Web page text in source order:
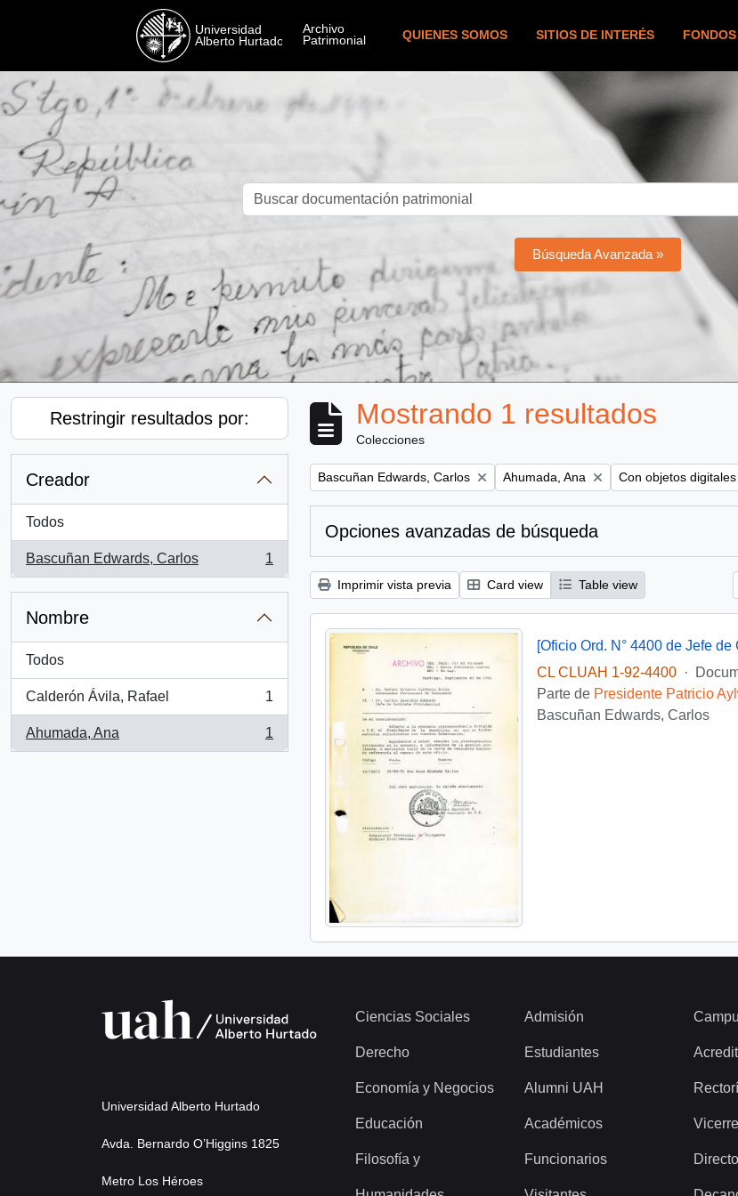
QUIENES SOMOS SITIOS DE INTERÉS FONDOS
Búsqueda Avanzada »
Restringir resultados por:
Creador
Todos
Bascuñan Edwards, Carlos
, 1 resultados
1
Nombre
Todos
Calderón Ávila, Rafael
, 1 resultados
1
Ahumada, Ana
, 1 resultados
1
Mostrando 1 resultados
Colecciones
Remove filter:
Bascuñan Edwards, Carlos Remove filter:
Ahumada, Ana Remove filter:
Con objetos digitales
Opciones avanzadas de búsqueda
Imprimir vista previa Card view Table view
[Oficio Ord. N° 4400 de Jefe
CL CLUAH 1-92-4400
·
Parte de Presidente Patricio
Bascuñan Edwards, Carlos
Universidad Alberto Hurtado
Avda. Bernardo O’Higgins 1825
Metro Los Héroes
Ciencias Sociales
Derecho
Economía y Negocios
Educación
Filosofía y
Admisión
Estudiantes
Alumni UAH
Académicos
Funcionarios